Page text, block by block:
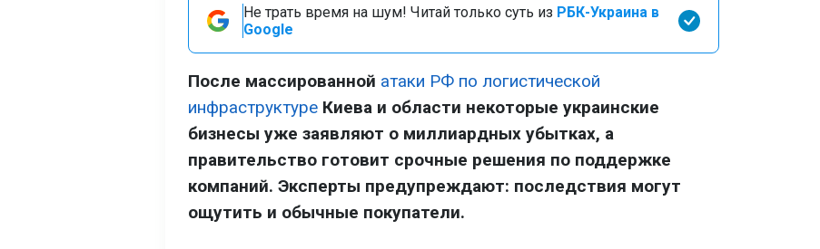
Не трать время на шум! Читай только суть из РБК-Украина в
Google
После массированной атаки РФ по логистической
инфраструктуре Киева и области некоторые украинские
бизнесы уже заявляют о миллиардных убытках, а
правительство готовит срочные решения по поддержке
компаний. Эксперты предупреждают: последствия могут
ощутить и обычные покупатели.